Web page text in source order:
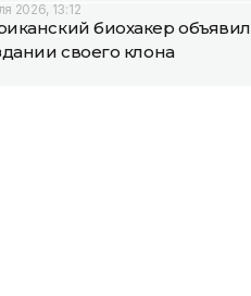
2026, 13:12
биохакер объявил
своего клона